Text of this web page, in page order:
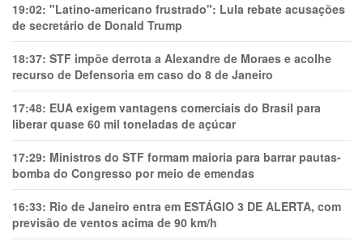
19:02: "Latino-americano frustrado": Lula rebate acusações
de secretário de Donald Trump
18:37: STF impõe derrota a Alexandre de Moraes e acolhe
recurso de Defensoria em caso do 8 de Janeiro
17:48: EUA exigem vantagens comerciais do Brasil para
liberar quase 60 mil toneladas de açúcar
17:29: Ministros do STF formam maioria para barrar pautas-
bomba do Congresso por meio de emendas
16:33: Rio de Janeiro entra em ESTÁGIO 3 DE ALERTA, com
previsão de ventos acima de 90 km/h